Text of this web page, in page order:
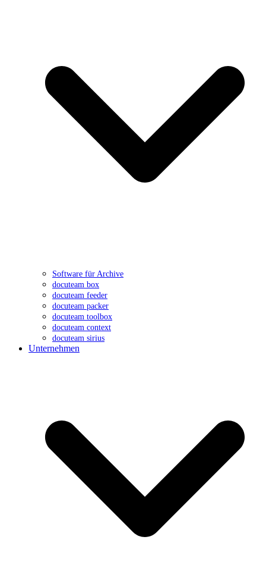
Software für Archive
docuteam box
docuteam feeder
docuteam packer
docuteam toolbox
docuteam context
docuteam sirius
Unternehmen